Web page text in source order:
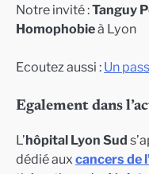
Notre invité :Tanguy
Homophobieà Lyon
Ecoutez aussi : Un
Egalement dans
L’hôpital Lyon Sud
dédié aux cancers de